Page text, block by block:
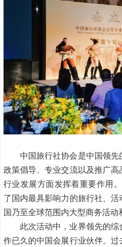
中国旅行社协会是中国领先
政策倡导、专业交流以及推广
行业发展方面发挥着重要作用
了国内最具影响力的旅行社、
国乃至全球范围内大型商务活动
此次活动中，业界领先的
作已久的中国会展行业伙伴。